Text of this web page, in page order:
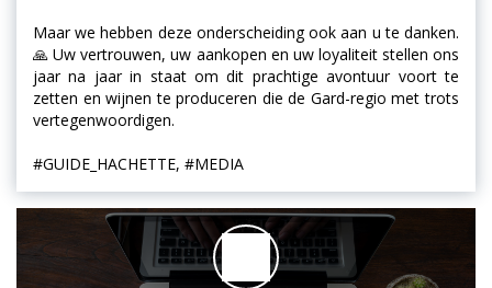
Maar we hebben deze onderscheiding ook aan u te danken.
🙏 Uw vertrouwen, uw aankopen en uw loyaliteit stellen ons
jaar na jaar in staat om dit prachtige avontuur voort te
zetten en wijnen te produceren die de Gard-regio met trots
vertegenwoordigen.
#GUIDE_HACHETTE, #MEDIA